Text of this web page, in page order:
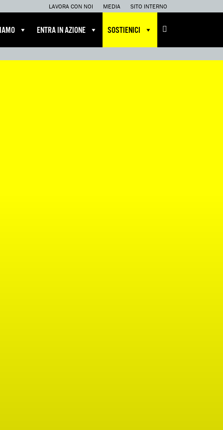
LAVORA CON NOI MEDIA SITO INTERNO
ENTRA IN AZIONE SOSTIENICI